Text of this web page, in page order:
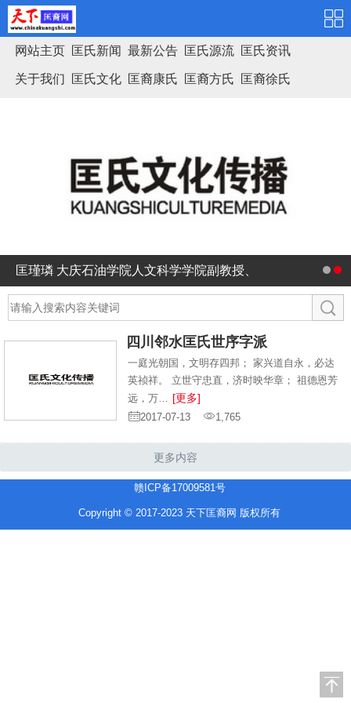
网站主页 匡氏新闻 最新公告 匡氏源流 匡氏资讯
关于我们 匡氏文化 匡裔康氏 匡裔方氏 匡裔徐氏
匡瑾璘 大庆石油学院人文科学学院副教授、
副院长
四川邻水匡氏世序字派
一庭光朝国，文明存四邦； 家兴道自永，必达
英祯祥。 立世守忠直，济时映华章； 祖德恩芳
远，万…
[更多]
2017-07-13 1,765
更多内容
赣ICP备17009581号
Copyright © 2017-2023 天下匡裔网 版权所有